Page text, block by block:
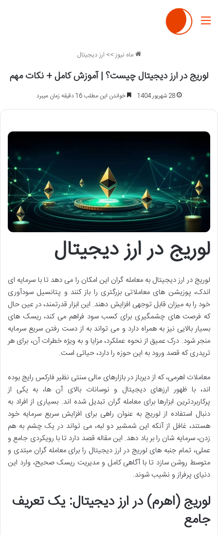
منو
ماه نیوز>> ارز دیجیتال
لوریج در ارز دیجیتال چیست؟ | آموزش کامل + نکات مهم
28 شهریور 1404 خواندن این مطلب 16 دقیقه زمان میبرد
لوریج در ارز دیجیتال
لوریج در ارز دیجیتال به معامله گران این امکان را می دهد تا با سرمایه ای
اندک، پوزیشن های معاملاتی بزرگتری را باز کنند و پتانسیل سودآوری
خود را به میزان قابل توجهی افزایش دهند. این ابزار قدرتمند، در عین حال
که فرصت های چشمگیری برای کسب سود فراهم می کند، ریسک های
بسیار بالایی نیز به همراه دارد و می تواند به از دست رفتن سریع سرمایه
منجر شود. درک عمیق از نحوه عملکرد، مزایا و به ویژه خطرات آن، برای هر
تریدری که قصد ورود به این حوزه را دارد، حیاتی است.
معاملات اهرمی، که از دیرباز در بازارهای مالی سنتی نظیر فارکس رایج بوده
اند، با ظهور ارزهای دیجیتال و نوسانات بالای آن ها، به یکی از
پرکاربردترین ابزارها برای معامله گران تبدیل شده اند. بسیاری از افراد به
دنبال استفاده از لوریج به عنوان راهی برای افزایش سریع سرمایه خود
هستند، غافل از آنکه این شمشیر دو لبه، می تواند در یک چشم به هم
زدن، سرمایه شان را بر باد دهد. این مقاله قصد دارد تا با رویکردی جامع و
عملی، تمام جنبه های لوریج در ارز دیجیتال را برای معامله گران مبتدی و
متوسط روشن سازد تا با آگاهی کامل و مدیریت ریسک صحیح، وارد این
دنیای پرفراز و نشیب شوند.
لوریج (اهرم) در ارز دیجیتال: یک تعریف
جامع